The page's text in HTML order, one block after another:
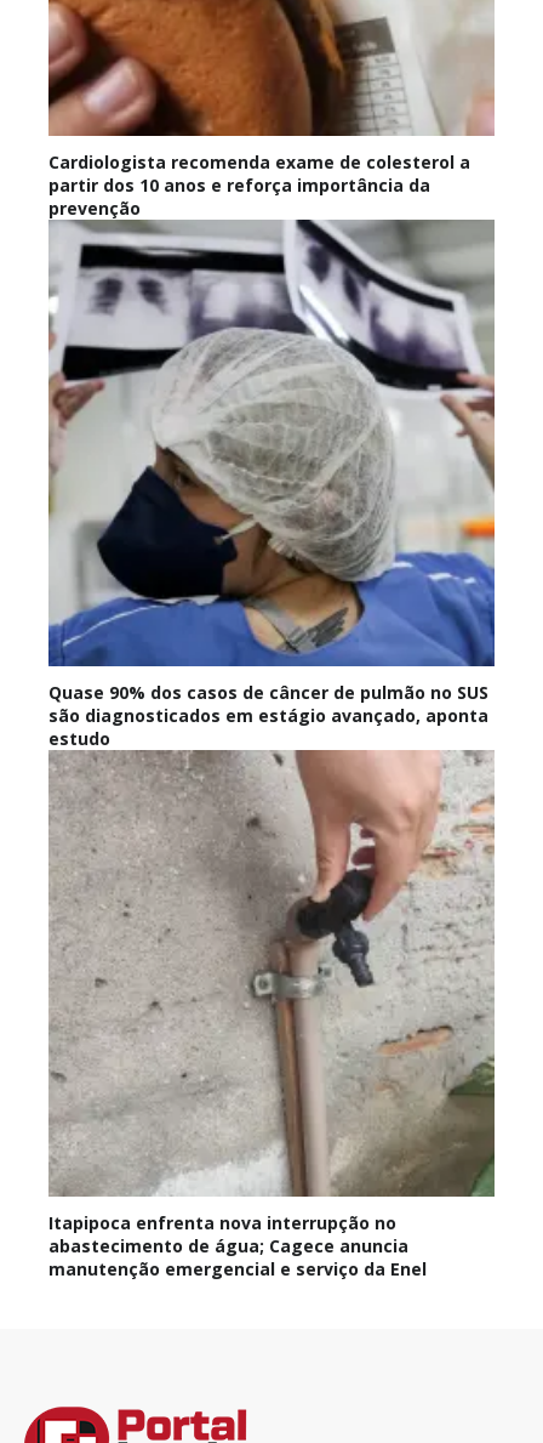
Cardiologista recomenda exame de colesterol a
partir dos 10 anos e reforça importância da
prevenção
Quase 90% dos casos de câncer de pulmão no SUS
são diagnosticados em estágio avançado, aponta
estudo
Itapipoca enfrenta nova interrupção no
abastecimento de água; Cagece anuncia
manutenção emergencial e serviço da Enel